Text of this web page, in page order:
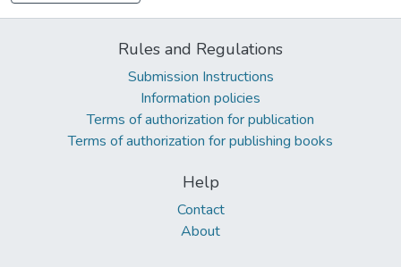
Rules and Regulations
Submission Instructions
Information policies
Terms of authorization for publication
Terms of authorization for publishing books
Help
Contact
About